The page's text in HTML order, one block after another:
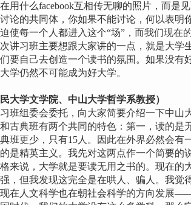
用什么facebook互相传无聊的照片，而是
论的共同体，你如果不能讨论，何以表明
使每一个人都进入这个“场”，而我们现在
习班主要想跟大家讲的一点，就是大学
要自己去创造一个读书的氛围。如果没有
学仍然不可能成为好大学。
大学文学院、中山大学哲学系教授）
组委会委托，向大家简要介绍一下中山
古典班有两个共同的特色：第一，读的是
班更少，只有15人。因此在外界必然会有
是精英主义。我先对这两点作一个简要的
说，大学就是要读无用之书的。现在的
，但我发现这完全是在哄人、骗人。我觉
在人文科学也在朝社会科学的方向发展